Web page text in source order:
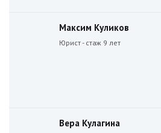
Максим Куликов
Юрист - стаж 9 лет
Вера Кулагина